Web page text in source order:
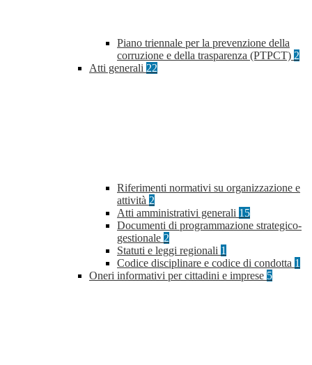
Piano triennale per la prevenzione della
corruzione e della trasparenza (PTPCT) 2
Atti generali 22
Riferimenti normativi su organizzazione e
attività 2
Atti amministrativi generali 15
Documenti di programmazione strategico-
gestionale 2
Statuti e leggi regionali 1
Codice disciplinare e codice di condotta 1
Oneri informativi per cittadini e imprese 5